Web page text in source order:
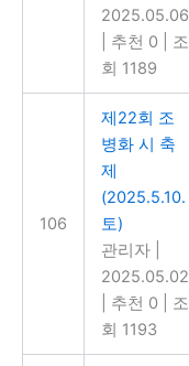
2025.05.06
추천 0
조
회 1189
106
제22회 조
병화 시 축
제
(2025.5.10.
토)
관리자
2025.05.02
추천 0
조
회 1193